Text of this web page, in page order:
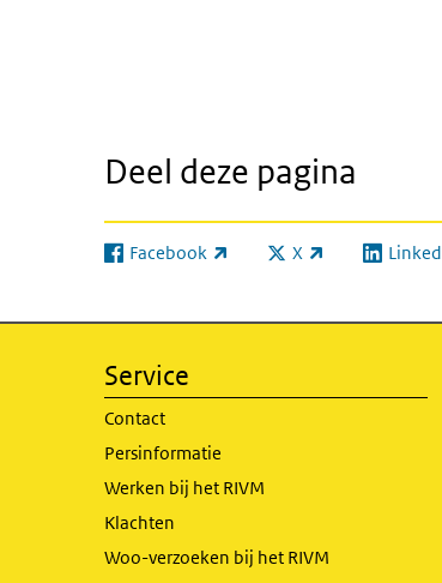
Deel deze pagina
Facebook
(externe link) X
(externe link)(externe
Service
Contact
Persinformatie
Werken bij het RIVM
Klachten
Woo-verzoeken bij het RIVM